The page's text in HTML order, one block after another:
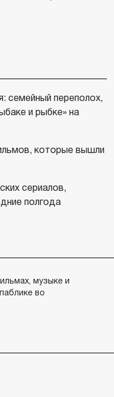
семейный переполох,
и рыбке» на
которые вышли
сериалов,
полгода
музыке и
во